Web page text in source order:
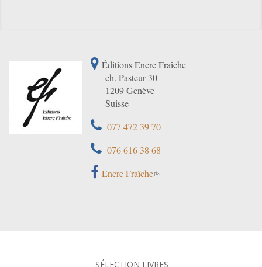
Éditions Encre Fraîche
ch. Pasteur 30
1209 Genève
Suisse
077 472 39 70
076 616 38 68
Encre Fraîche
SÉLECTION LIVRES